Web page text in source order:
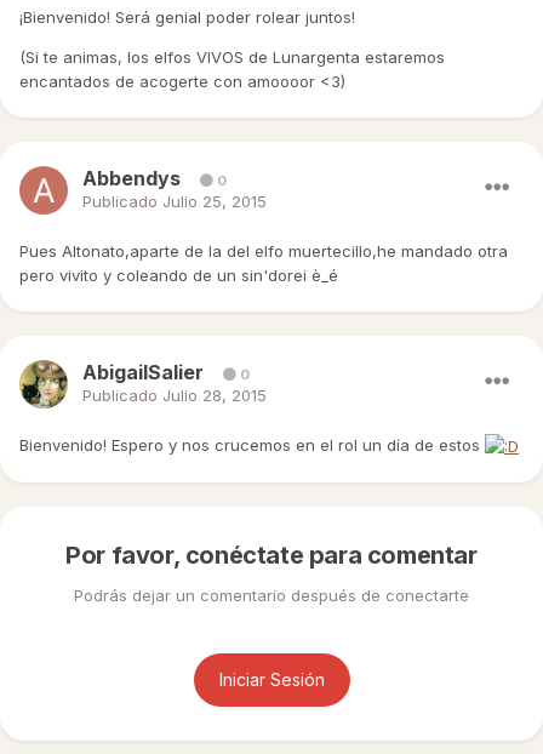
¡Bienvenido! Será genial poder rolear juntos!
(Si te animas, los elfos VIVOS de Lunargenta estaremos
encantados de acogerte con amoooor <3)
Abbendys 0
Publicado Julio 25, 2015
Pues Altonato,aparte de la del elfo muertecillo,he mandado otra
pero vivito y coleando de un sin'dorei è_é
AbigailSalier 0
Publicado Julio 28, 2015
Bienvenido! Espero y nos crucemos en el rol un día de estos
Por favor, conéctate para comentar
Podrás dejar un comentario después de conectarte
Iniciar Sesión